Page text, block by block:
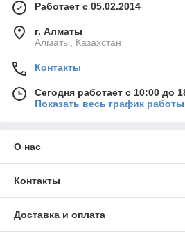
Работает с 05.02.2014
г. Алматы
Алматы, Казахстан
Контакты
Сегодня работает с 10:00 до
Показать весь график работы
О нас
Контакты
Доставка и оплата